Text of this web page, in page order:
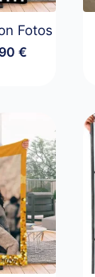
Fotos
€
€
€